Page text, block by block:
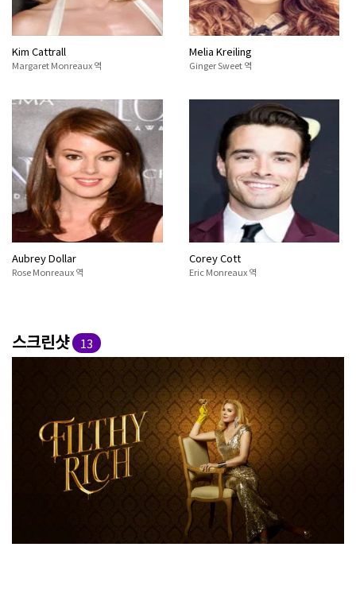
Kim Cattrall
Margaret Monreaux 역
Melia Kreiling
Ginger Sweet 역
Aubrey Dollar
Rose Monreaux 역
Corey Cott
Eric Monreaux 역
스크린샷 13